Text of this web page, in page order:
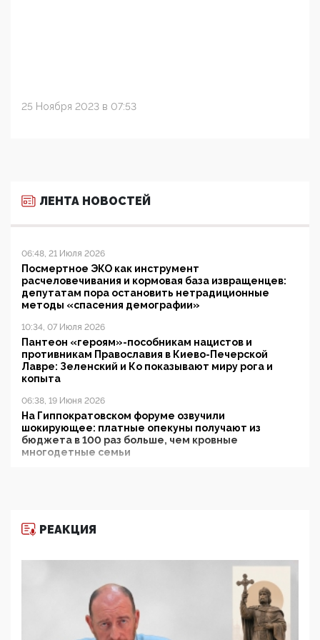
25 Ноября 2023 в 07:53
ЛЕНТА НОВОСТЕЙ
06:48, 21 Июля 2026
Посмертное ЭКО как инструмент
расчеловечивания и кормовая база извращенцев:
депутатам пора остановить нетрадиционные
методы «спасения демографии»
10:34, 07 Июля 2026
Пантеон «героям»-пособникам нацистов и
противникам Православия в Киево-Печерской
Лавре: Зеленский и Ко показывают миру рога и
копыта
06:38, 19 Июня 2026
На Гиппократовском форуме озвучили
шокирующее: платные опекуны получают из
бюджета в 100 раз больше, чем кровные
многодетные семьи
11:53, 09 Июня 2026
деятельность ИИТО ЮНЕСКО в России, но
цифроглобалисты продолжают определять
повестку в образовании
09:43, 01 Июня 2026
5G за счет здоровья граждан: Минцифры намерено
отобрать у регионов и муниципалитетов право
РЕАКЦИЯ